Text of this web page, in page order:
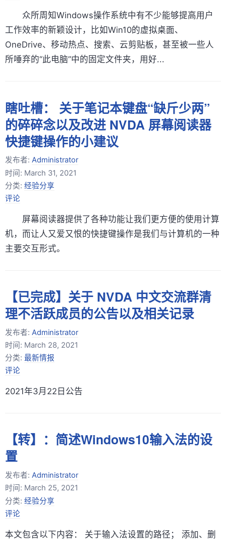
众所周知Windows操作系统中有不少能够提高用户
工作效率的新颖设计，比如Win10的虚拟桌面、
OneDrive、移动热点、搜索、云剪贴板，甚至被一些人
所唾弃的“此电脑”中的固定文件夹，用好...
瞎吐槽： 关于笔记本键盘“缺斤少两”
的碎碎念以及改进 NVDA 屏幕阅读器
快捷键操作的小建议
发布者: Administrator
时间: March 31, 2021
分类: 经验分享
评论
屏幕阅读器提供了各种功能让我们更方便的使用计算
机，而让人又爱又恨的快捷键操作是我们与计算机的一种
主要交互形式。
【已完成】关于 NVDA 中文交流群清
理不活跃成员的公告以及相关记录
发布者: Administrator
时间: March 28, 2021
分类: 最新情报
评论
2021年3月22日公告
【转】：简述Windows10输入法的设
置
发布者: Administrator
时间: March 25, 2021
分类: 经验分享
评论
本文包含以下内容： 关于输入法设置的路径； 添加、删